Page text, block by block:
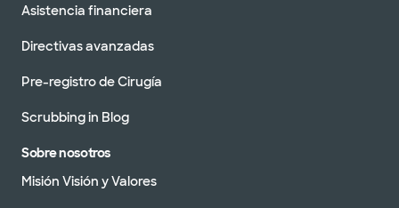
Asistencia financiera
Directivas avanzadas
Pre-registro de Cirugía
Scrubbing in Blog
Sobre nosotros
Misión Visión y Valores